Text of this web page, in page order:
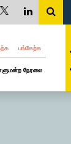
பங்கேற்க
நேரலை